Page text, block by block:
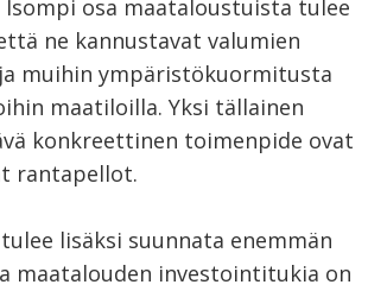
osa maataloustuista tulee
ne kannustavat valumien
muihin ympäristökuormitusta
maatiloilla. Yksi tällainen
konkreettinen toimenpide ovat
rantapellot.
lisäksi suunnata enemmän
maatalouden investointitukia on